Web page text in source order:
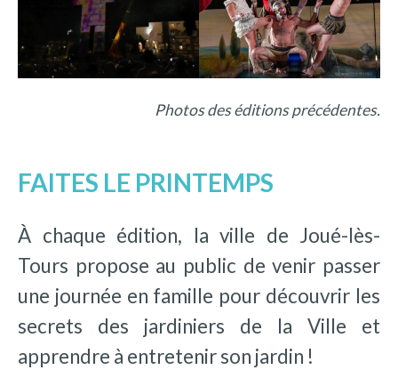
Photos des éditions précédentes.
FAITES LE PRINTEMPS
À chaque édition, la ville de Joué-lès-
Tours propose au public de venir passer
une journée en famille pour découvrir les
secrets des jardiniers de la Ville et
apprendre à entretenir son jardin !